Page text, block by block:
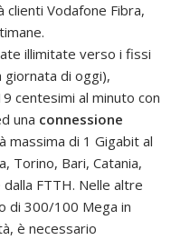
clienti Vodafone Fibra,
illimitate verso i fissi
giornata di oggi),
centesimi al minuto con
una connessione
massima di 1 Gigabit al
Torino, Bari, Catania,
FTTH. Nelle altre
di 300/100 Mega in
è necessario